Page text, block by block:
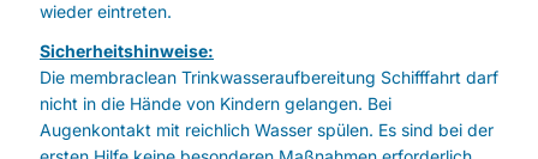
wieder eintreten.
Sicherheitshinweise:
Die membraclean Trinkwasseraufbereitung Schifffahrt darf
nicht in die Hände von Kindern gelangen. Bei
Augenkontakt mit reichlich Wasser spülen. Es sind bei der